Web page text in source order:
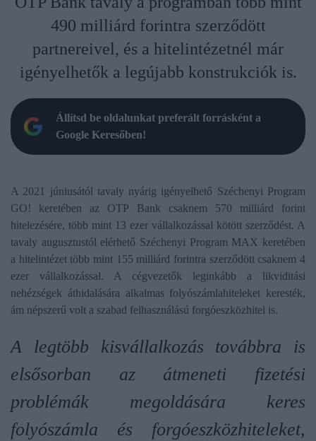
490 milliárd forintra szerződött
partnereivel, és a hitelintézetnél már
igényelhetők a legújabb konstrukciók is.
Állítsd be oldalunkat preferált forrásként a
Google Keresőben!
A 2021 júniusától tavaly nyárig igényelhető Széchenyi Program
GO! keretében az OTP Bank csaknem 570 milliárd forint
hitelezésére, több mint 13 ezer vállalkozással kötött szerződést. A
tavaly augusztustól elérhető Széchenyi Program MAX keretében
a hitelintézet több mint 155 milliárd forintra szerződött csaknem 4
ezer vállalkozással. A cégvezetők leginkább a likviditási
nehézségek áthidalására alkalmas folyószámlahiteleket keresték,
ám népszerű volt a szabad felhasználású forgóeszközhitel is.
A legtöbb kisvállalkozás továbbra is
elsősorban az átmeneti fizetési
problémák megoldására keres
folyószámla és forgóeszközhiteleket,